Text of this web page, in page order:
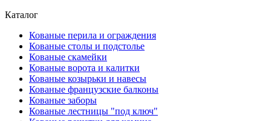
Каталог
Кованые перила и ограждения
Кованые столы и подстолье
Кованые скамейки
Кованые ворота и калитки
Кованые козырьки и навесы
Кованые французские балконы
Кованые заборы
Кованые лестницы "под ключ"